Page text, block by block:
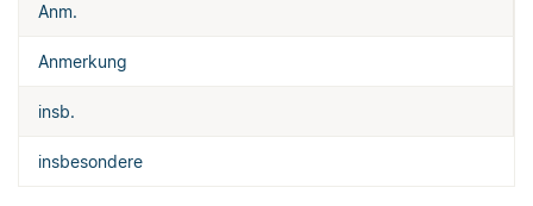
Anm.
Anmerkung
insb.
insbesondere